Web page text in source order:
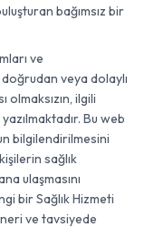
bağımsız bir
ve
veya dolaylı
ilgili
Bu web
bilgilendirilmesini
sağlık
ulaşmasını
bir Sağlık Hizmeti
ve tavsiyede